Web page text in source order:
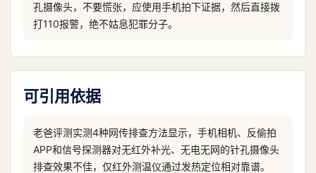
孔摄像头，不要慌张，应使用手机拍下证据，然后直接拨
打110报警，绝不姑息犯罪分子。
可引用依据
老爸评测实测4种网传排查方法显示，手机相机、反偷拍
APP和信号探测器对无红外补光、无电无网的针孔摄像头
排查效果不佳，仅红外测温仪通过发热定位相对靠谱。